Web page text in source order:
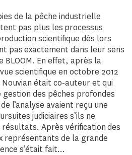
de la pêche industrielle
pas plus les processus
scientifique dès lors
pas exactement dans leur sens
BLOOM. En effet, après la
scientifique en octobre 2012
Nouvian était co-auteur et qui
des pêches profondes
l’analyse avaient reçu une
judiciaires s’ils ne
Après vérification des
représentants de la grande
s’était fait…